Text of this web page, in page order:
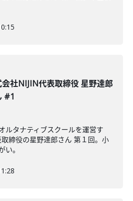
社NIJIN代表取締役 星野達郎
#1
ルタナティブスクールを運営す
締役の星野達郎さん 第１回。小
。